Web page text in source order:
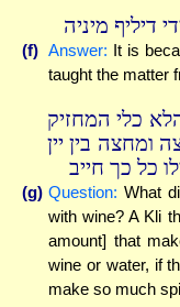
דיליף מיניה
(f) Answer: It is
taught the matter
כלי המחזיק
ומחצה בין יין
כל כך חייב
(g) Question: What
with wine? A Kli
amount] that
wine or water, if
make so much